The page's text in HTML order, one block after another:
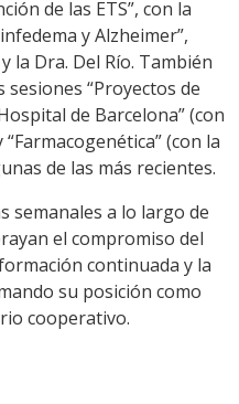
de las ETS”, con la
y Alzheimer”,
la Dra. Del Río. También
“Proyectos de
de Barcelona” (con
(con la
de las más recientes.
semanales a lo largo de
el compromiso del
continuada y la
su posición como
cooperativo.